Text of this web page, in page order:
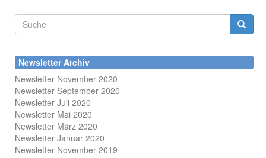
Suchformular
Newsletter Archiv
Newsletter November 2020
Newsletter September 2020
Newsletter Juli 2020
Newsletter Mai 2020
Newsletter März 2020
Newsletter Januar 2020
Newsletter November 2019